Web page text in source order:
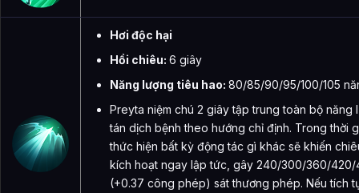
Hơi độc hại
Hồi chiêu: 6 giây
Năng lượng tiêu hao: 80/85/90/95/100/105
Preyta niệm chú 2 giây tập trung toàn bộ năng
tán dịch bệnh theo hướng chỉ định. Trong thời
thức hiện bất kỳ động tác gì khác sẽ khiến
kích hoạt ngay lập tức, gây 240/300/360/
(+0.37 công phép) sát thương phép. Nếu tích